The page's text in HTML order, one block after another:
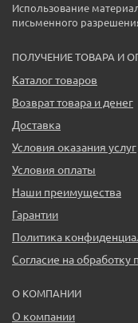
Использование
письменного
ПОЛУЧЕНИЕ ТОВАРА И
Каталог товаров
Возврат товара и денег
Доставка
Условия оказания услуг
Условия оплаты
Наши преимущества
Гарантии
Политика
Согласие на
О КОМПАНИИ
О компании